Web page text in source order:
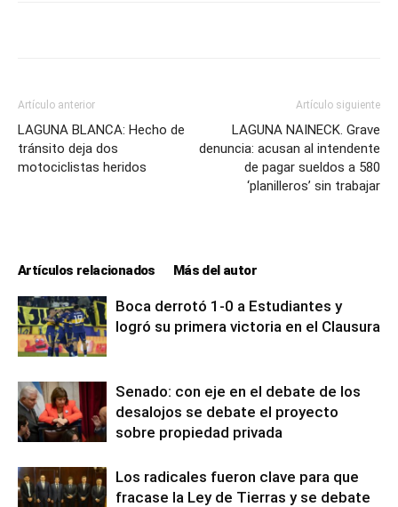
Artículo anterior
LAGUNA BLANCA: Hecho de
tránsito deja dos
motociclistas heridos
Artículo siguiente
LAGUNA NAINECK. Grave
denuncia: acusan al intendente
de pagar sueldos a 580
‘planilleros’ sin trabajar
Artículos relacionados Más del autor
Boca derrotó 1-0 a Estudiantes y
logró su primera victoria en el Clausura
Senado: con eje en el debate de los
desalojos se debate el proyecto
sobre propiedad privada
Los radicales fueron clave para que
fracase la Ley de Tierras y se debate